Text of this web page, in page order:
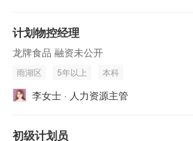
计划物控经理
龙牌食品 融资未公开
雨湖区 5年以上 本科
李女士 · 人力资源主管
初级计划员